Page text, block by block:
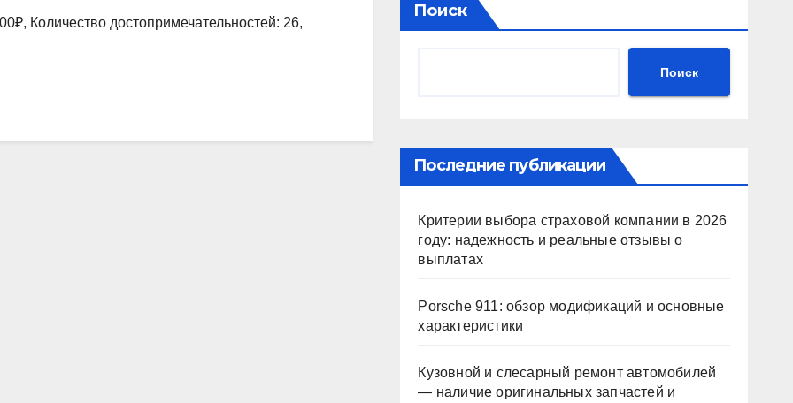
Количество достопримечательностей: 26,
Поиск
Поиск
Последние публикации
Критерии выбора страховой компании в 2026
году: надежность и реальные отзывы о
выплатах
Porsche 911: обзор модификаций и основные
характеристики
Кузовной и слесарный ремонт автомобилей
— наличие оригинальных запчастей и